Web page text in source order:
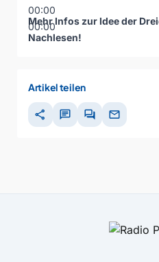
00:00
00:00
Mehr Infos zur Idee der
Nachlesen!
Artikel teilen
share chat forum mail